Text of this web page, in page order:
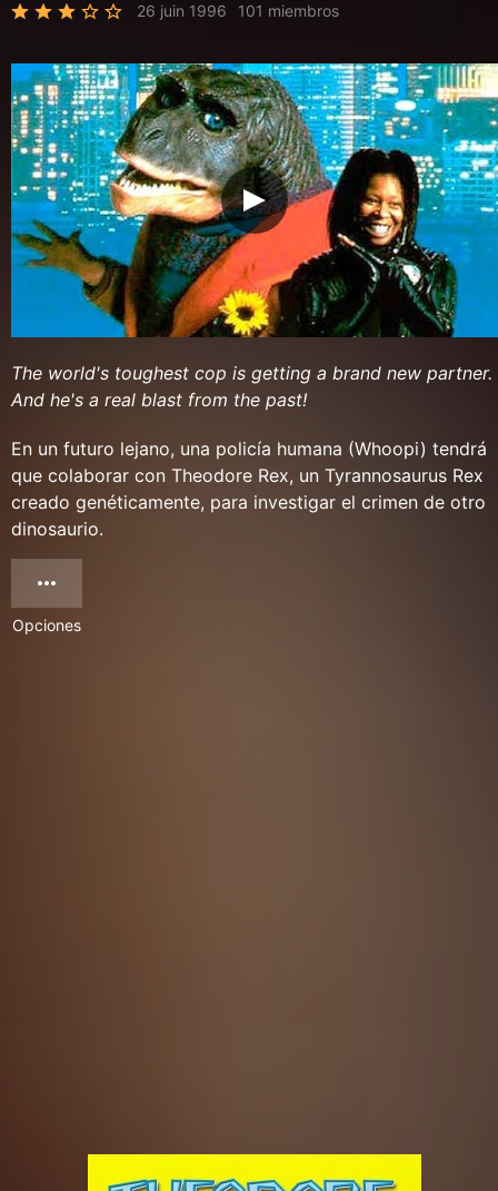
26 juin 1996 101 miembros
The world's toughest cop is getting a brand new partner.
And he's a real blast from the past!
En un futuro lejano, una policía humana (Whoopi) tendrá
que colaborar con Theodore Rex, un Tyrannosaurus Rex
creado genéticamente, para investigar el crimen de otro
dinosaurio.
Opciones